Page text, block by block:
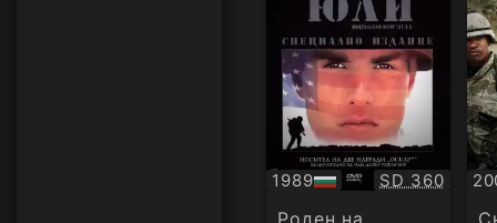
1989
БГ
аудио
Качество:
SD 360